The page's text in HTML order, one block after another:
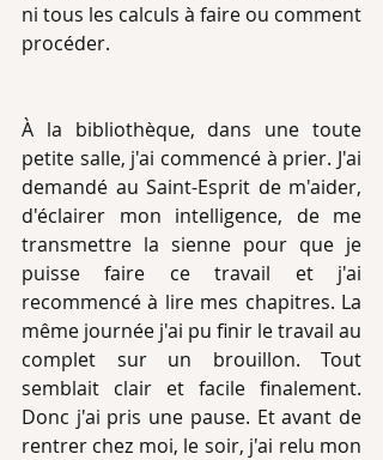
ni tous les calculs à faire ou comment
procéder.
À la bibliothèque, dans une toute
petite salle, j'ai commencé à prier. J'ai
demandé au Saint-Esprit de m'aider,
d'éclairer mon intelligence, de me
transmettre la sienne pour que je
puisse faire ce travail et j'ai
recommencé à lire mes chapitres. La
même journée j'ai pu finir le travail au
complet sur un brouillon. Tout
semblait clair et facile finalement.
Donc j'ai pris une pause. Et avant de
rentrer chez moi, le soir, j'ai relu mon